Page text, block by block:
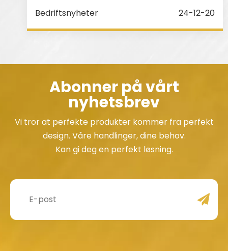
produksjonsevne. Den 315 tonn tunge
stemplingsmaskinen er designet med tanke
Bedriftsnyheter 24-12-20
Abonner på vårt
nyhetsbrev
Vi tror at perfekte produkter kommer fra perfekt
design. Våre handlinger, dine behov.
Kan gi deg en perfekt løsning.